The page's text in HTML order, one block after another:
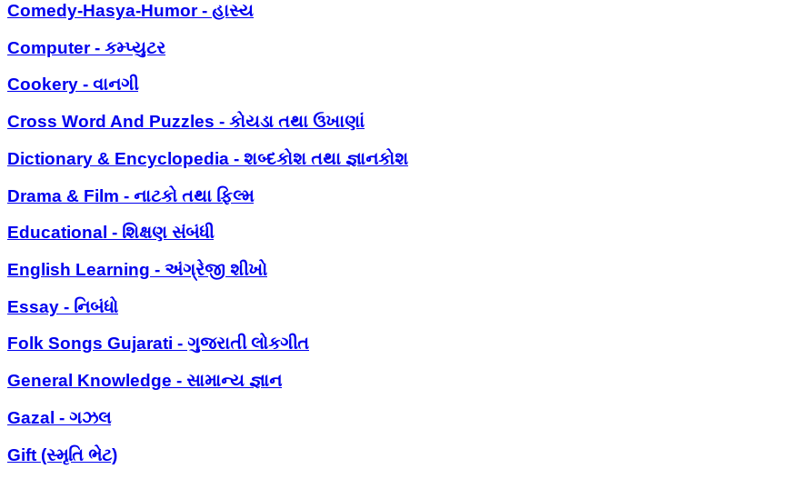
Comedy-Hasya-Humor - હાસ્ય
Computer - કમ્પ્યુટર
Cookery - વાનગી
Cross Word And Puzzles - કોયડા તથા ઉખાણાં
Dictionary & Encyclopedia - શબ્દકોશ તથા જ્ઞાનકોશ
Drama & Film - નાટકો તથા ફિલ્મ
Educational - શિક્ષણ સંબંધી
English Learning - અંગ્રેજી શીખો
Essay - નિબંધો
Folk Songs Gujarati - ગુજરાતી લોકગીત
General Knowledge - સામાન્ય જ્ઞાન
Gazal - ગઝલ
Gift (સ્મૃતિ ભેટ)